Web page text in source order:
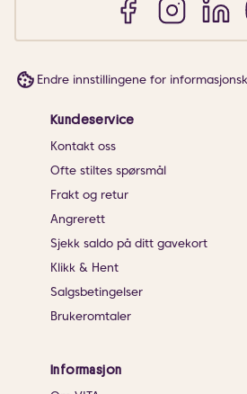
Endre innstillingene for
Kundeservice
Kontakt oss
Ofte stiltes spørsmål
Frakt og retur
Angrerett
Sjekk saldo på ditt gavekort
Klikk & Hent
Salgsbetingelser
Brukeromtaler
Informasjon